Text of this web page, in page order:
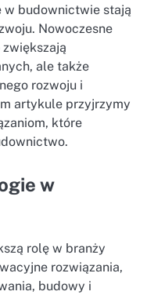
w budownictwie stają
Nowoczesne
ale także
rozwoju i
artykule przyjrzymy
które
w
rolę w branży
rozwiązania,
budowy i